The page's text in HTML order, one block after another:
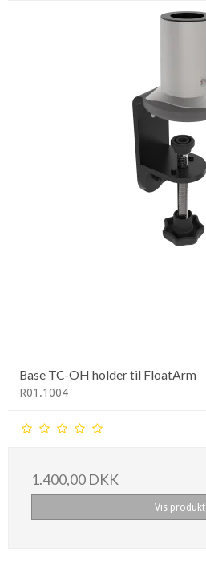
Base TC-OH holder til FloatArm
R01.1004
1.400,00 DKK
Vis produkt